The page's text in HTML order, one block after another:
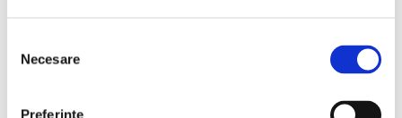
consimțământului
Necesare
Preferinţe